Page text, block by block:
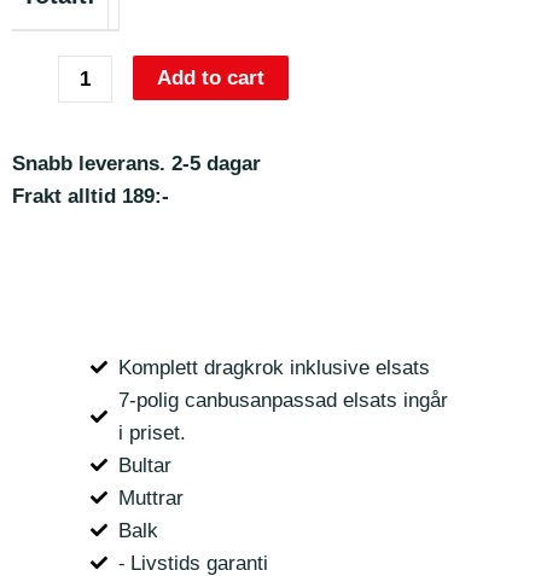
Add to cart
Snabb leverans. 2-5 dagar
Frakt alltid 189:-
Komplett dragkrok inklusive elsats
7-polig canbusanpassad elsats ingår
i priset.
Bultar
Muttrar
Balk
⁃ Livstids garanti